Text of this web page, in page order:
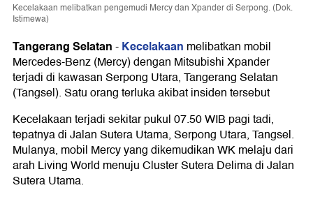
Kecelakaan melibatkan pengemudi Mercy dan Xpander di Serpong. (Dok.
Istimewa)
Tangerang Selatan-Kecelakaan melibatkan mobil
Mercedes-Benz (Mercy) dengan Mitsubishi Xpander
terjadi di kawasan Serpong Utara, Tangerang Selatan
(Tangsel). Satu orang terluka akibat insiden tersebut
Kecelakaan terjadi sekitar pukul 07.50 WIB pagi tadi,
tepatnya di Jalan Sutera Utama, Serpong Utara, Tangsel.
Mulanya, mobil Mercy yang dikemudikan WK melaju dari
arah Living World menuju Cluster Sutera Delima di Jalan
Sutera Utama.